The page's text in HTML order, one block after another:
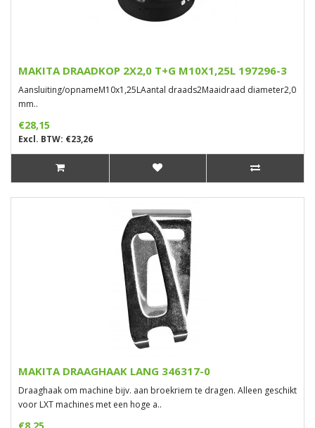
MAKITA DRAADKOP 2X2,0 T+G M10X1,25L 197296-3
Aansluiting/opnameM10x1,25LAantal draads2Maaidraad diameter2,0
mm..
€28,15
Excl. BTW: €23,26
MAKITA DRAAGHAAK LANG 346317-0
Draaghaak om machine bijv. aan broekriem te dragen. Alleen geschikt
voor LXT machines met een hoge a..